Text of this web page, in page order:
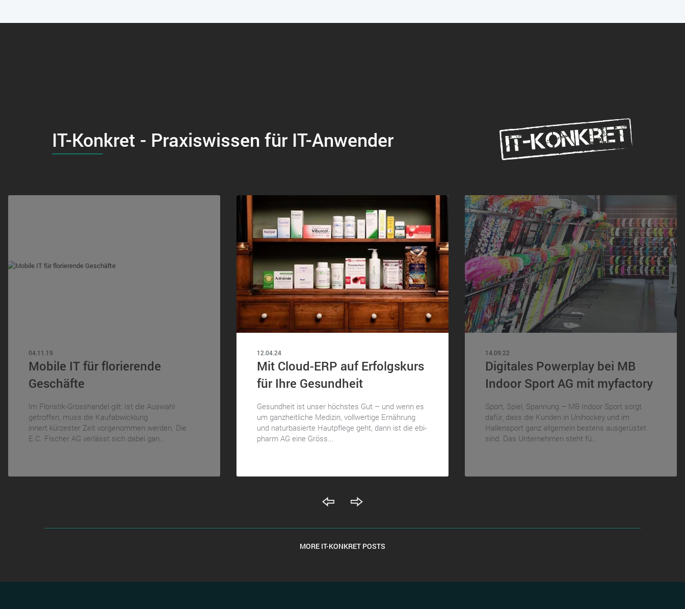
IT-Konkret - Praxiswissen für IT-Anwender
04.11.19
Mobile IT für florierende
Geschäfte
Im Floristik-Grosshandel gilt: Ist die Auswahl
getroffen, muss die Kaufabwicklung
innert kürzester Zeit vorgenommen werden. Die
E.C. Fischer AG verlässt sich dabei gan...
12.04.24
Mit Cloud-ERP auf Erfolgskurs
für Ihre Gesundheit
Gesundheit ist unser höchstes Gut – und wenn es
um ganzheitliche Medizin, vollwertige Ernährung
und naturbasierte Hautpflege geht, dann ist die ebi-
pharm AG eine Gröss...
14.09.22
Digitales Powerplay bei MB
Indoor Sport AG mit myfactory
Sport, Spiel, Spannung – MB Indoor Sport sorgt
dafür, dass die Kunden in Unihockey und im
Hallensport ganz allgemein bestens ausgerüstet
sind. Das Unternehmen steht fü...
MORE IT-KONKRET POSTS